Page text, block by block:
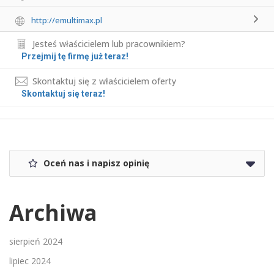
http://emultimax.pl
Jesteś właścicielem lub pracownikiem?
Przejmij tę firmę już teraz!
Skontaktuj się z właścicielem oferty
Skontaktuj się teraz!
Oceń nas i napisz opinię
Archiwa
sierpień 2024
lipiec 2024